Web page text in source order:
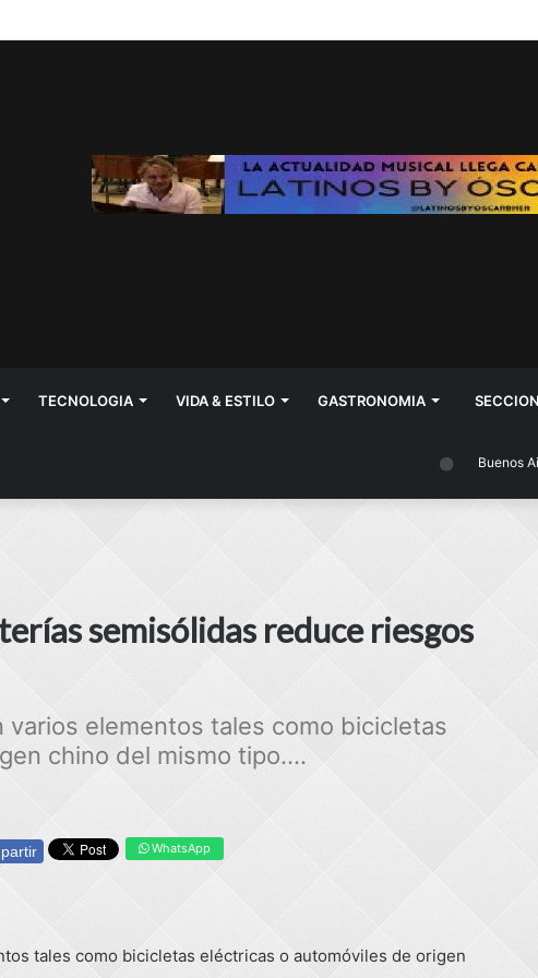
TECNOLOGIA VIDA & ESTILO GASTRONOMIA
Buenos Aires
semisólidas reduce riesgos
elementos tales como bicicletas
chino del mismo tipo....
WhatsApp
tales como bicicletas eléctricas o automóviles de origen